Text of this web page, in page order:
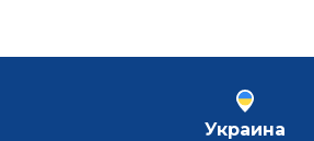
Украина